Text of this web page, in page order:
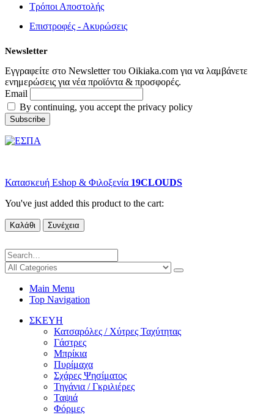
Τρόποι Αποστολής
Επιστροφές - Ακυρώσεις
Newsletter
Εγγραφείτε στο Newsletter του Oikiaka.com για να λαμβάνετε
ενημερώσεις για νέα προϊόντα & προσφορές.
Email
By continuing, you accept the privacy policy
Κατασκευή Eshop & Φιλοξενία 19CLOUDS
You've just added this product to the cart:
Καλάθι Συνέχεια
Main Menu
Top Navigation
ΣΚΕΥΗ
Κατσαρόλες / Χύτρες Ταχύτητας
Γάστρες
Μπρίκια
Πυρίμαχα
Σχάρες Ψησίματος
Τηγάνια / Γκριλιέρες
Ταψιά
Φόρμες